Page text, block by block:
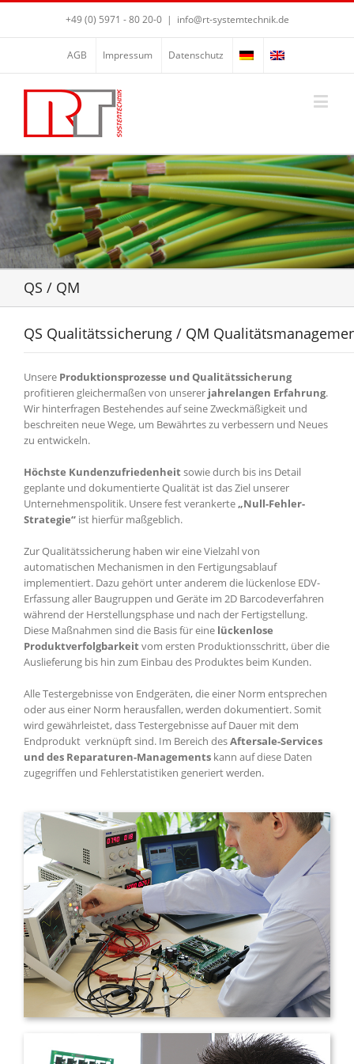
+49 (0) 5971 - 80 20-0 | info@rt-systemtechnik.de
AGB Impressum Datenschutz
QS / QM
QS Qualitätssicherung / QM
Unsere Produktionsprozesse und Qualitätssicherung
profitieren gleichermaßen von unserer jahrelangen Erfahrung.
Wir hinterfragen Bestehendes auf seine Zweckmäßigkeit und
beschreiten neue Wege, um Bewährtes zu verbessern und Neues
zu entwickeln.
Höchste Kundenzufriedenheit sowie durch bis ins Detail
geplante und dokumentierte Qualität ist das Ziel unserer
Unternehmenspolitik. Unsere fest verankerte„Null-Fehler-
Strategie“ ist hierfür maßgeblich.
Zur Qualitätssicherung haben wir eine Vielzahl von
automatischen Mechanismen in den Fertigungsablauf
implementiert. Dazu gehört unter anderem die lückenlose EDV-
Erfassung aller Baugruppen und Geräte im 2D Barcodeverfahren
während der Herstellungsphase und nach der Fertigstellung.
Diese Maßnahmen sind die Basis für eine lückenlose
Produktverfolgbarkeit vom ersten Produktionsschritt, über die
Auslieferung bis hin zum Einbau des Produktes beim Kunden.
Alle Testergebnisse von Endgeräten, die einer Norm entsprechen
oder aus einer Norm herausfallen, werden dokumentiert. Somit
wird gewährleistet, dass Testergebnisse auf Dauer mit dem
Endprodukt verknüpft sind. Im Bereich desAftersale-Services
und des Reparaturen-Managements kann auf diese Daten
zugegriffen und Fehlerstatistiken generiert werden.